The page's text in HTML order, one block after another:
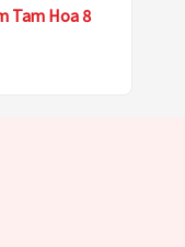
Tam Hoa 8